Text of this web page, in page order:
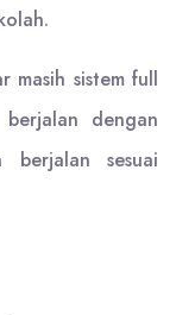
masih sistem full
dengan
sesuai